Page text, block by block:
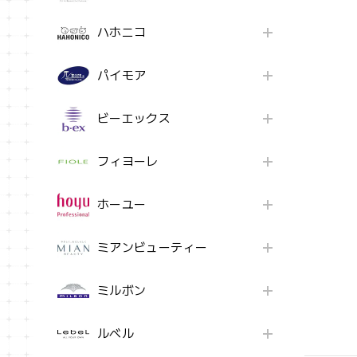
ハホニコ
パイモア
ビーエックス
フィヨーレ
ホーユー
ミアンビューティー
ミルボン
ルベル